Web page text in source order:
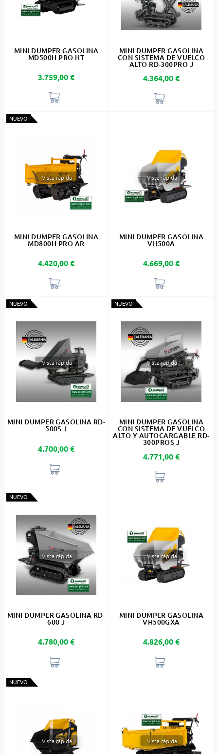
MINI DUMPER GASOLINA
MD500H PRO HT
Precio
3.759,00 €
MINI DUMPER GASOLINA
CON SISTEMA DE VUELCO
ALTO RD-300PRO J
Precio
4.364,00 €
NUEVO
Vista rápida
MINI DUMPER GASOLINA
MD800H PRO AR
Precio
4.420,00 €
Vista rápida
MINI DUMPER GASOLINA
VH500A
Precio
4.669,00 €
NUEVO
Vista rápida
MINI DUMPER GASOLINA RD-
500S J
Precio
4.700,00 €
NUEVO
Vista rápida
MINI DUMPER GASOLINA
CON SISTEMA DE VUELCO
ALTO Y AUTOCARGABLE RD-
300PROS J
Precio
4.771,00 €
NUEVO
Vista rápida
MINI DUMPER GASOLINA RD-
600 J
Precio
4.780,00 €
Vista rápida
MINI DUMPER GASOLINA
VH500GXA
Precio
4.826,00 €
NUEVO
Vista rápida Vista rápida